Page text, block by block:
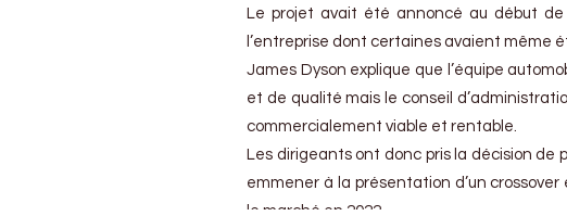
Le projet avait été annoncé au début de
l’entreprise dont certaines avaient même
James Dyson explique que l’équipe
et de qualité mais le conseil
commercialement viable et rentable.
Les dirigeants ont donc pris la décision de
emmener à la présentation d’un
le marché en 2022.